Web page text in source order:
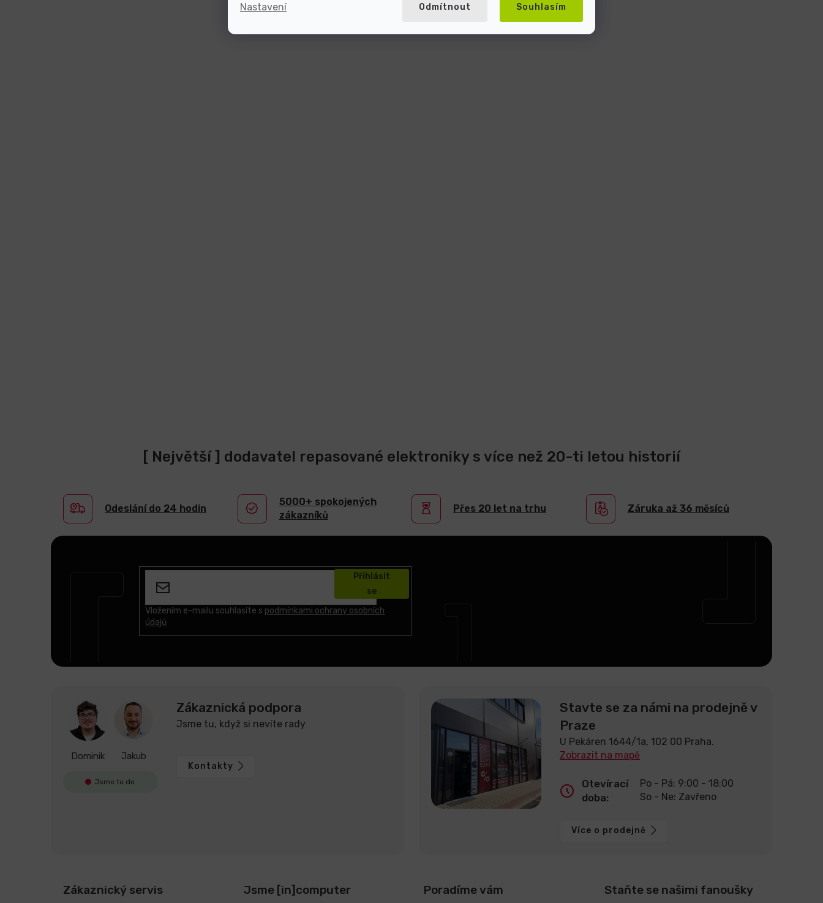
Nastavení Odmítnout Souhlasím
[ Největší ] dodavatel repasované elektroniky s více než 20-ti letou historií
Odeslání do 24 hodin
5000+ spokojených
zákazníků
Přes 20 let na trhu Záruka až 36 měsíců
Vložením e-mailu souhlasíte s podmínkami ochrany osobních
údajů
Přihlásit
se
Dominik Jakub
Jsme tu do
Zákaznická podpora
Jsme tu, když si nevíte rady
Kontakty
Stavte se za námi na prodejně v
Praze
U Pekáren 1644/1a, 102 00 Praha.
Zobrazit na mapě
Otevírací
doba:
Po - Pá: 9:00 - 18:00
So - Ne: Zavřeno
Více o prodejně
Zákaznický servis Jsme [in]computer Poradíme vám Staňte se našimi fanoušky